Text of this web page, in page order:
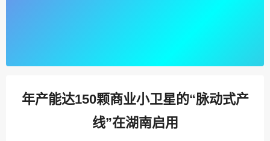
年产能达150颗商业小卫星的“脉动式产
线”在湖南启用